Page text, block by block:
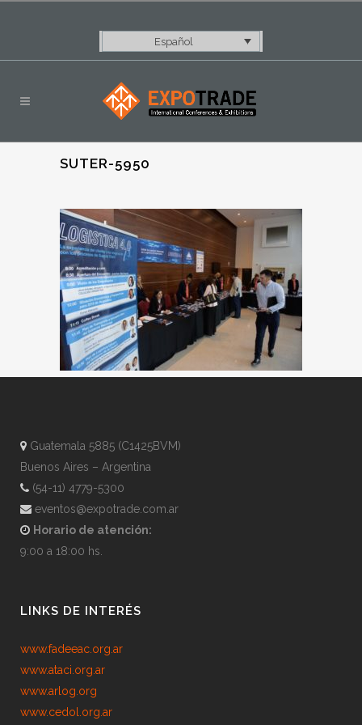
Español
SUTER-5950
Guatemala 5885 (C1425BVM)
Buenos Aires – Argentina
(54-11) 4779-5300
eventos@expotrade.com.ar
Horario de atención:
9:00 a 18:00 hs.
LINKS DE INTERÉS
www.fadeeac.org.ar
www.ataci.org.ar
www.arlog.org
www.cedol.org.ar